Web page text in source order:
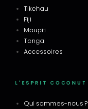
Tikehau
Fiji
Maupiti
Tonga
Accessoires
L'ESPRIT COCONUT
Qui sommes-nous ?